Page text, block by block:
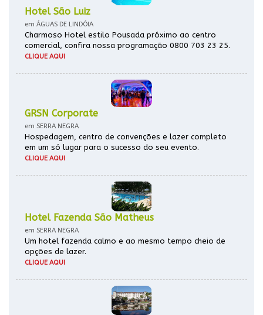
Hotel São Luiz
em ÁGUAS DE LINDÓIA
Charmoso Hotel estilo Pousada próximo ao centro
comercial, confira nossa programação 0800 703 23 25.
CLIQUE AQUI
GRSN Corporate
em SERRA NEGRA
Hospedagem, centro de convenções e lazer completo
em um só lugar para o sucesso do seu evento.
CLIQUE AQUI
Hotel Fazenda São Matheus
em SERRA NEGRA
Um hotel fazenda calmo e ao mesmo tempo cheio de
opções de lazer.
CLIQUE AQUI